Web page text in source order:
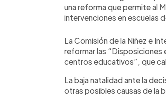
una reforma que permite al
intervenciones en escuelas
La Comisión de la Niñez e
reformar las “Disposiciones
centros educativos”, que
La baja natalidad ante la
otras posibles causas de la